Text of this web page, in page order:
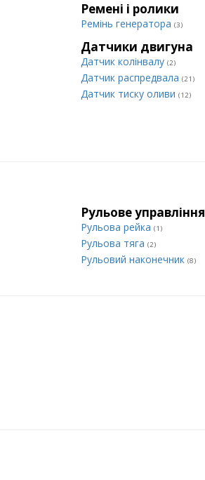
Ремені і ролики
Ремінь генератора (3)
Датчики двигуна
Датчик колінвалу (2)
Датчик распредвала (21)
Датчик тиску оливи (12)
Рульове управління
Рульова рейка (1)
Рульова тяга (2)
Рульовий наконечник (8)